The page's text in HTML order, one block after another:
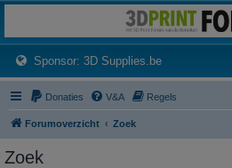
Het 3D print forum van de Benelux na de sluiting
Sponsor: 3D Supplies.be(Opens a new
Donaties V&A Regels
Forumoverzicht Zoek
Zoek